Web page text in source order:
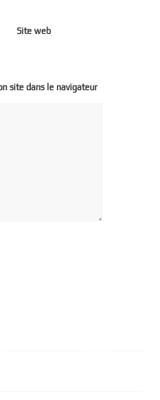
Site web
site dans le navigateur